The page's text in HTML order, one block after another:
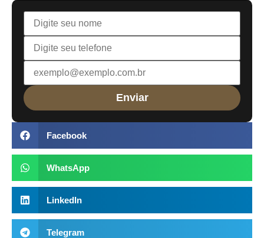
Facebook
WhatsApp
LinkedIn
Telegram